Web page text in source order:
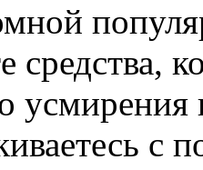
средства,
с